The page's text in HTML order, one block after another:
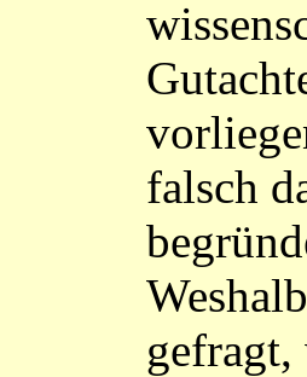
falsch